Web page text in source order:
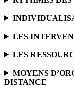
LES
LES
MOYENS
DISTANCE